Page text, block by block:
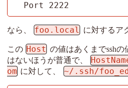
  Port 2222
なら、 foo.local に対するア
この Host の値はあくまでssh
はないほうが普通で、
om に対して、 ~/.ssh/